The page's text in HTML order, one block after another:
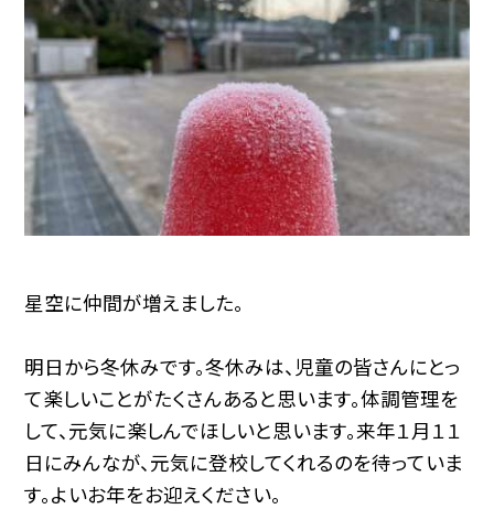
星空に仲間が増えました。
明日から冬休みです。冬休みは、児童の皆さんにとっ
て楽しいことがたくさんあると思います。体調管理を
して、元気に楽しんでほしいと思います。来年１月１１
日にみんなが、元気に登校してくれるのを待っていま
す。よいお年をお迎えください。